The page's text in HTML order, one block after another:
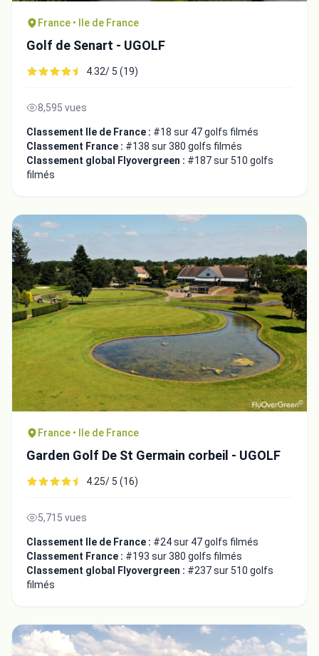
France • Ile de France
Golf de Senart - UGOLF
4.32/ 5 (19)
8,595 vues
Classement Ile de France : #18 sur 47 golfs filmés
Classement France : #138 sur 380 golfs filmés
Classement global Flyovergreen : #187 sur 510 golfs
filmés
France • Ile de France
Garden Golf De St Germain corbeil - UGOLF
4.25/ 5 (16)
5,715 vues
Classement Ile de France : #24 sur 47 golfs filmés
Classement France : #193 sur 380 golfs filmés
Classement global Flyovergreen : #237 sur 510 golfs
filmés